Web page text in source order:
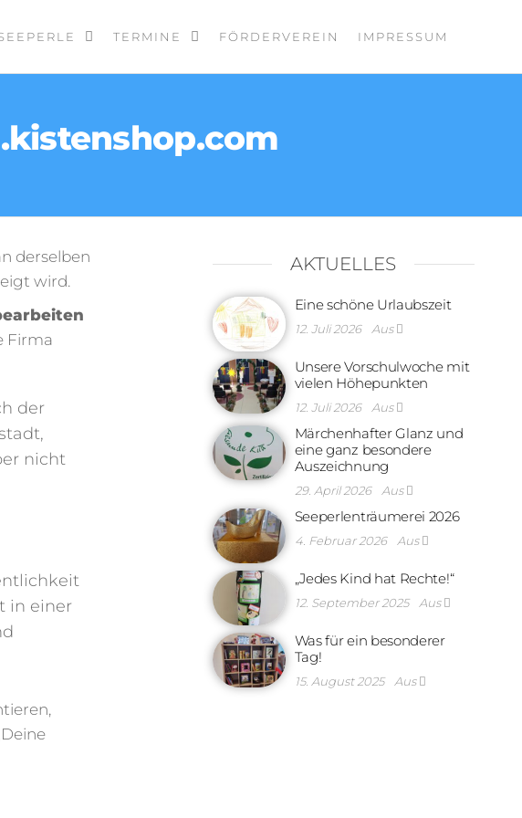
TERMINE FÖRDERVEREIN IMPRESSUM
derselben
wird.
Firma
der
nicht
in einer
AKTUELLES
Eine schöne Urlaubszeit
12. Juli 2026 Aus
Unsere Vorschulwoche mit
vielen Höhepunkten
12. Juli 2026 Aus
Märchenhafter Glanz und
eine ganz besondere
Auszeichnung
29. April 2026 Aus
Seeperlenträumerei 2026
4. Februar 2026 Aus
„Jedes Kind hat Rechte!“
12. September 2025 Aus
Was für ein besonderer
Tag!
15. August 2025 Aus